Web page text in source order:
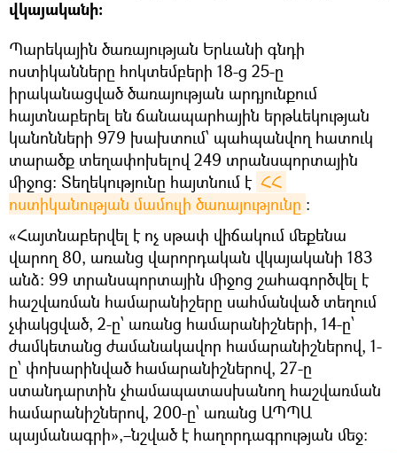
վկայականի։
Պարեկային ծառայության Երևանի գնդի
ոստիկանները հոկտեմբերի 18-ց 25-ը
իրականացված ծառայության արդյունքում
հայտնաբերել են ճանապարհային երթևեկության
կանոնների 979 խախտում՝ պահպանվող հատուկ
տարածք տեղափոխելով 249 տրանսպորտային
միջոց։ Տեղեկությունը հայտնում է ՀՀ
ոստիկանության մամուլի ծառայությունը ։
«Հայտնաբերվել է ոչ սթափ վիճակում մեքենա
վարող 80, առանց վարորդական վկայականի 183
անձ։ 99 տրանսպորտային միջոց շահագործվել է
հաշվառման համարանիշերը սահմանված տեղում
չփակցված, 2-ը՝ առանց համարանիշների, 14-ը՝
ժամկետանց ժամանակավոր համարանիշներով, 1-
ը՝ փոխարինված համարանիշներով, 27-ը
ստանդարտին չհամապատասխանող հաշվառման
համարանիշներով, 200-ը՝ առանց ԱՊՊԱ
պայմանագրի»,–նշված է հաղորդագրության մեջ։